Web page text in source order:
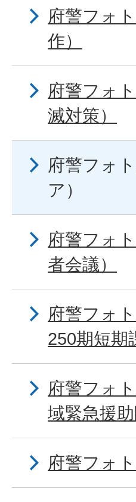
府警フォ
作）
府警フォ
滅対策）
府警フォ
ア）
府警フォ
者会議）
府警フォ
250期短期
府警フォ
域緊急援助
府警フォ